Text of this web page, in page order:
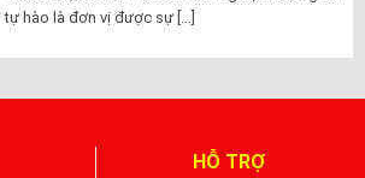
tự hào là đơn vị được sự [...]
HỖ TRỢ